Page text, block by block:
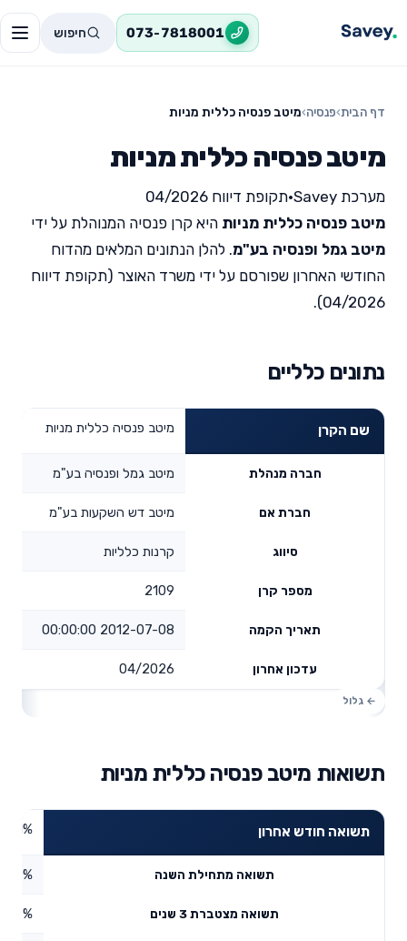
073-7818001 חיפוש
דף הבית›פנסיה›מיטב פנסיה כללית מניות
מיטב פנסיה כללית מניות
מערכת Savey •תקופת דיווח 04/2026
מיטב פנסיה כללית מניות היא קרן פנסיה המנוהלת על ידי
מיטב גמל ופנסיה בע"מ. להלן הנתונים המלאים מהדוח
החודשי האחרון שפורסם על ידי משרד האוצר (תקופת דיווח
04/2026).
נתונים כלליים
שם הקרן מיטב פנסיה כללית מניות
חברה מנהלת מיטב גמל ופנסיה בע"מ
חברת אם מיטב דש השקעות בע"מ
סיווג קרנות כלליות
מספר קרן 2109
תאריך הקמה 2012-07-08 00:00:00
עדכון אחרון 04/2026
תשואות מיטב פנסיה כללית מניות
תשואה חודש אחרון
תשואה מתחילת השנה
תשואה מצטברת 3 שנים